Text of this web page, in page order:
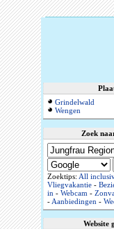
Grindelwald
Wengen
Zoek
Zoektips: All
Vliegvakantie-
in- Webcam-
-Aanbiedingen-
Website